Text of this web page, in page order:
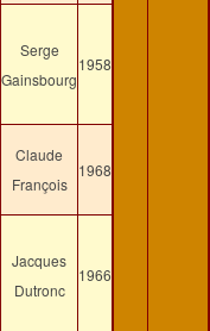
Serge
Gainsbourg
1958
Claude
François
1968
Jacques
Dutronc
1966